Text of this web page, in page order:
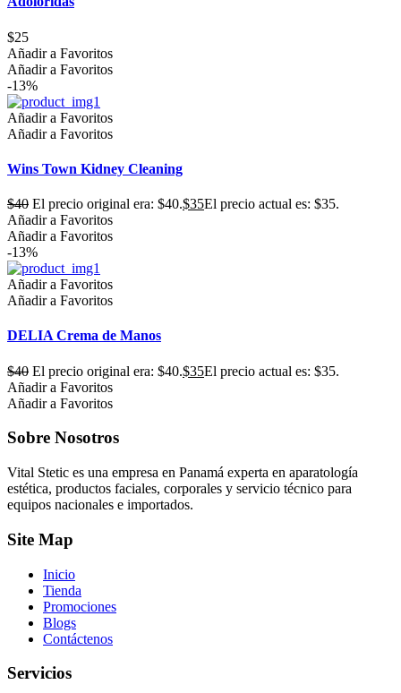
$25
Añadir a Favoritos
Añadir a Favoritos
-13%
Añadir a Favoritos
Añadir a Favoritos
Wins Town Kidney Cleaning
$40 El precio original era: $40.$35El precio actual es: $35.
Añadir a Favoritos
Añadir a Favoritos
-13%
Añadir a Favoritos
Añadir a Favoritos
DELIA Crema de Manos
$40 El precio original era: $40.$35El precio actual es: $35.
Añadir a Favoritos
Añadir a Favoritos
Sobre Nosotros
Vital Stetic es una empresa en Panamá experta en aparatología
estética, productos faciales, corporales y servicio técnico para
equipos nacionales e importados.
Site Map
Inicio
Tienda
Promociones
Blogs
Contáctenos
Servicios